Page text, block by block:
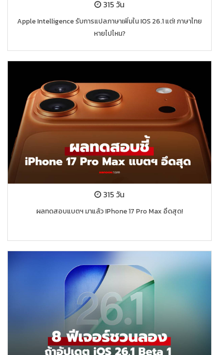
315 วัน
Apple Intelligence รับการแปลภาษาเพิ่มใน IOS 26.1 แต่! ภาษาไทย
หายไปไหน?
315 วัน
ผลทดสอบแบตฯ มาแล้ว IPhone 17 Pro Max อึดสุด!